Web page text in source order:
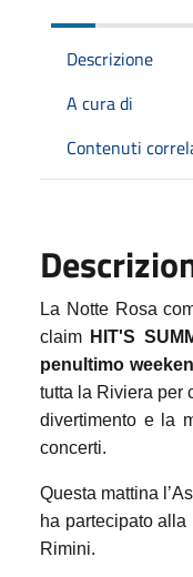
Descrizione
A cura di
Contenuti
La Notte Rosa
claim HIT'S
penultimo
tutta la Riviera per
divertimento e la
concerti.
Questa mattina
ha partecipato
Rimini.